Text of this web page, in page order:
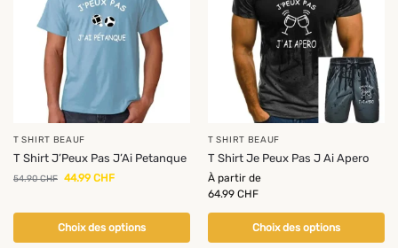
T SHIRT BEAUF
T Shirt J’Peux Pas J’Ai Petanque
54.90CHF 44.99 CHF
Choix des options
T SHIRT BEAUF
T Shirt Je Peux Pas J Ai Apero
À partir de
64.99 CHF
Choix des options